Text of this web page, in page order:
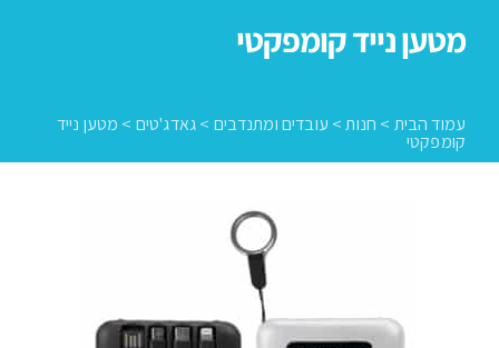
מטען נייד קומפקטי
עמוד הבית > חנות> עובדים ומתנדבים >גאדג'טים > מטען נייד
קומפקטי
עובדים ומתנדבים>